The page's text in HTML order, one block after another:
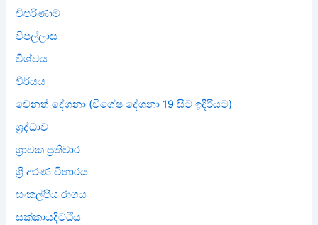
විපරිණාම
විපල්ලාස
විශ්වය
වීර්යය
වෙනත් දේශනා (විශේෂ දේශනා 19 සිට ඉදිරියට)
ශ්‍රද්ධාව
ශ්‍රාවක ප්‍රතිචාර
ශ්‍රී අරණ විහාරය
සංකල්පීය රාගය
සක්කායදිට්ඨිය